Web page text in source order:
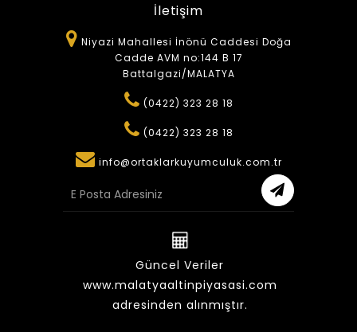
İletişim
Niyazi Mahallesi İnönü Caddesi Doğa
Cadde AVM no:144 B 17
Battalgazi/MALATYA
(0422) 323 28 18
(0422) 323 28 18
info@ortaklarkuyumculuk.com.tr
Güncel Veriler
www.malatyaaltinpiyasasi.com
adresinden alınmıştır.